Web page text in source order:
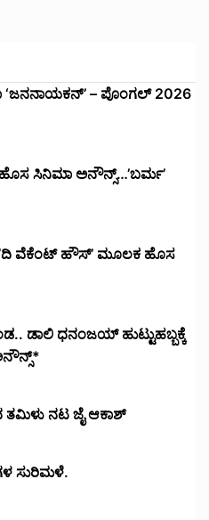
– ಪೊಂಗಲ್ 2026
ಹೊಸ ಸಿನಿಮಾ ಅನೌನ್ಸ್…’ಬರ್ಮ’
ವೆಕೆಂಟ್ ಹೌಸ್‌’‌ ಮೂಲಕ ಹೊಸ
ಡಾಲಿ ಧನಂಜಯ್ ಹುಟ್ಟುಹಬ್ಬಕ್ಕೆ
ನಟ ಜೈ ಆಕಾಶ್
ಸುರಿಮಳೆ.